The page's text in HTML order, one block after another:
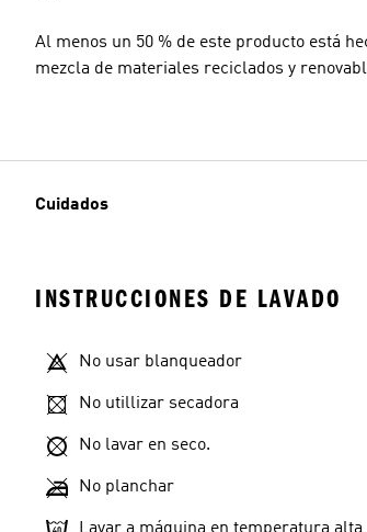
Al menos un 50 % de este producto está
mezcla de materiales reciclados y
Cuidados
INSTRUCCIONES DE LAVADO
No usar blanqueador
No utillizar secadora
No lavar en seco.
No planchar